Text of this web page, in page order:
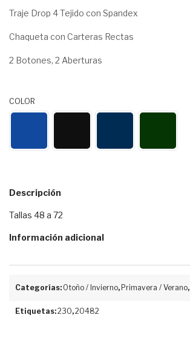
Traje Drop 4 Tejido con Spandex
Chaqueta con Carteras Rectas
2 Botones, 2 Aberturas
COLOR
Descripción
Tallas 48 a 72
Información adicional
Categorías: Otoño / Invierno,Primavera / Verano,
Etiquetas:230,20482